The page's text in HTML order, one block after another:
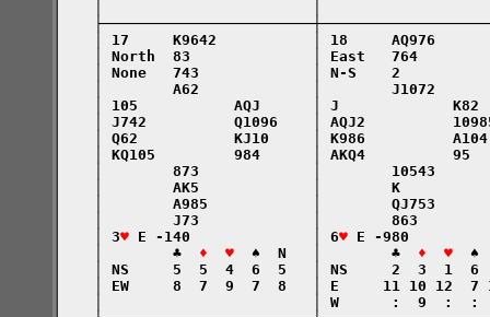
│ 17     K9642           │ 18     AQ976
│ North  83              │ East   764
│ None   743             │ N-S    2
│        A62             │        J1072
│ 105           AQJ      │ J
│ J742          Q1096    │ AQJ2
│ Q62           KJ10     │ K986
│ KQ105         984      │ AKQ4          95
│        873             │        10543
│        AK5             │        K
│        A985            │        QJ753
│        J73             │        863
    │ 3
♥ E -140              │ 6♥ E -980
    │        ♣
♦  ♥
  ♠  N   │        ♣
♦  ♥
♠
│ NS     5  5  4  6  5   │ NS     2  3  1
│ EW     8  7  9  7  8   │ E     11 10 12
│                        │ W      :  9  :